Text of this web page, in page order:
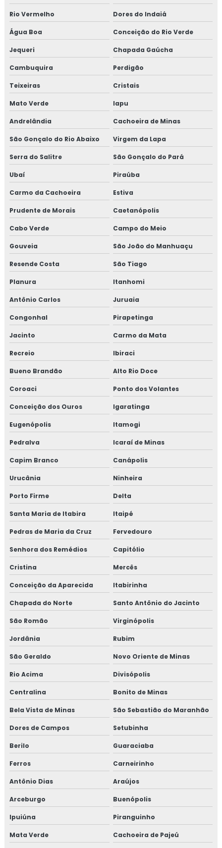
Rio Vermelho Dores do Indaiá
Água Boa Conceição do Rio Verde
Jequeri Chapada Gaúcha
Cambuquira Perdigão
Teixeiras Cristais
Mato Verde Iapu
Andrelândia Cachoeira de Minas
São Gonçalo do Rio Abaixo Virgem da Lapa
Serra do Salitre São Gonçalo do Pará
Ubaí Piraúba
Carmo da Cachoeira Estiva
Prudente de Morais Caetanópolis
Cabo Verde Campo do Meio
Gouveia São João do Manhuaçu
Resende Costa São Tiago
Planura Itanhomi
Antônio Carlos Juruaia
Congonhal Pirapetinga
Jacinto Carmo da Mata
Recreio Ibiraci
Bueno Brandão Alto Rio Doce
Coroaci Ponto dos Volantes
Conceição dos Ouros Igaratinga
Eugenópolis Itamogi
Pedralva Icaraí de Minas
Capim Branco Canápolis
Urucânia Ninheira
Porto Firme Delta
Santa Maria de Itabira Itaipé
Pedras de Maria da Cruz Fervedouro
Senhora dos Remédios Capitólio
Cristina Mercês
Conceição da Aparecida Itabirinha
Chapada do Norte Santo Antônio do Jacinto
São Romão Virginópolis
Jordânia Rubim
São Geraldo Novo Oriente de Minas
Rio Acima Divisópolis
Centralina Bonito de Minas
Bela Vista de Minas São Sebastião do Maranhão
Dores de Campos Setubinha
Berilo Guaraciaba
Ferros Carneirinho
Antônio Dias Araújos
Arceburgo Buenópolis
Ipuiúna Piranguinho
Mata Verde Cachoeira de Pajeú